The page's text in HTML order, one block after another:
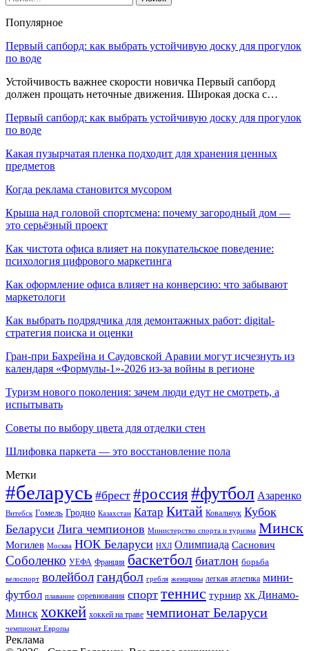
Популярное
Первый сапборд: как выбрать устойчивую доску для прогулок
по воде
Устойчивость важнее скорости новичка Первый сапборд
должен прощать неточные движения. Широкая доска с…
Первый сапборд: как выбрать устойчивую доску для прогулок
по воде
Какая пузырчатая пленка подходит для хранения ценных
предметов
Когда реклама становится мусором
Крыша над головой спортсмена: почему загородный дом —
это серьёзный проект
Как чистота офиса влияет на покупательское поведение:
психология цифрового маркетинга
Как оформление офиса влияет на конверсию: что забывают
маркетологи
Как выбрать подрядчика для демонтажных работ: digital-
стратегия поиска и оценки
Гран-при Бахрейна и Саудовской Аравии могут исчезнуть из
календаря «Формулы-1»-2026 из-за войны в регионе
Туризм нового поколения: зачем люди едут не смотреть, а
испытывать
Советы по выбору цвета для отделки стен
Шлифовка паркета — это восстановление пола
Метки
#беларусь #брест #россия#футбол Азаренко
Витебск Гомель Гродно Казахстан Катар Китай Ковальчук Кубок
Беларуси Лига чемпионов Министерство спорта и туризма Минск
Могилев Москва НОК Беларуси НХЛ Олимпиада Саснович
Соболенко УЕФА Франция баскетбол биатлон борьба
велоспорт волейболгандбол гребля женщины легкая атлетика мини-
футбол плавание соревнования спорт теннис турнир хк Динамо-
Минск хоккей хоккей на траве чемпионат Беларуси
чемпионат Европы
Реклама